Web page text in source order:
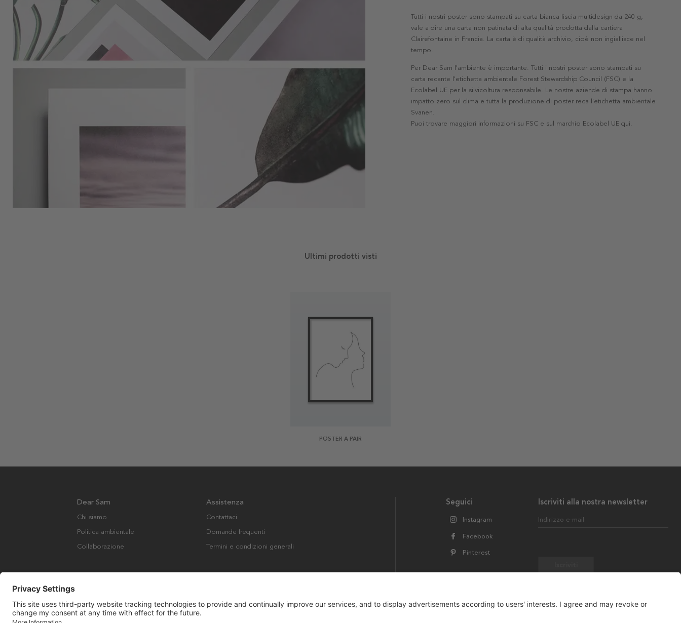
Tutti i nostri poster sono stampati su carta bianca liscia multidesign da 240 g,
vale a dire una carta non patinata di alta qualità prodotta dalla cartiera
Clairefontaine in Francia. La carta è di qualità archivio, cioè non ingiallisce nel
tempo.
Per Dear Sam l'ambiente è importante. Tutti i nostri poster sono stampati su
carta recante l'etichetta ambientale Forest Stewardship Council (FSC) e la
Ecolabel UE per la silvicoltura responsabile. Le nostre aziende di stampa hanno
impatto zero sul clima e tutta la produzione di poster reca l'etichetta ambientale
Svanen.
Puoi trovare maggiori informazioni su FSC e sul marchio Ecolabel UE qui.
Ultimi prodotti visti
POSTER A PAIR
Iscriviti alla nostra newsletter
Indirizzo e-mail
Seguici
Instagram
Facebook
Pinterest
Dear Sam
Chi siamo
Politica ambientale
Collaborazione
Assistenza
Contattaci
Domande frequenti
Termini e condizioni generali